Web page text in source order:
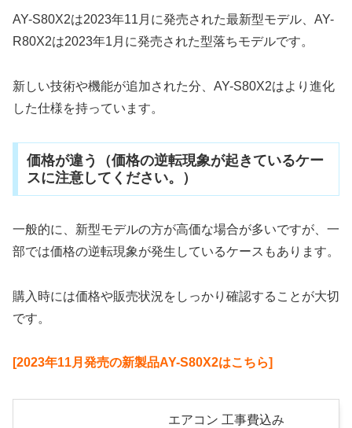
AY-S80X2は2023年11月に発売された最新型モデル、AY-
R80X2は2023年1月に発売された型落ちモデルです。
新しい技術や機能が追加された分、AY-S80X2はより進化
した仕様を持っています。
価格が違う（価格の逆転現象が起きているケー
スに注意してください。）
一般的に、新型モデルの方が高価な場合が多いですが、一
部では価格の逆転現象が発生しているケースもあります。
購入時には価格や販売状況をしっかり確認することが大切
です。
[2023年11月発売の新製品AY-S80X2はこちら]
エアコン 工事費込み